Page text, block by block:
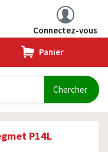
Connectez-vous
Panier
P14L